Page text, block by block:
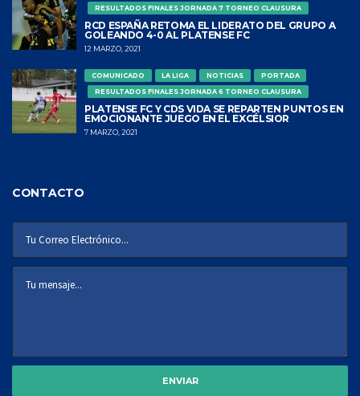
RESULTADOS FINALES JORNADA 7 TORNEO CLAUSURA
RCD ESPAÑA RETOMA EL LIDERATO DEL GRUPO A
GOLEANDO 4-0 AL PLATENSE FC
12 MARZO, 2021
COMUNICADO LA LIGA NOTICIAS
PORTADA
RESULTADOS FINALES JORNADA 6 TORNEO CLAUSURA
PLATENSE FC Y CDS VIDA SE REPARTEN PUNTOS EN
EMOCIONANTE JUEGO EN EL EXCÉLSIOR
7 MARZO, 2021
CONTACTO